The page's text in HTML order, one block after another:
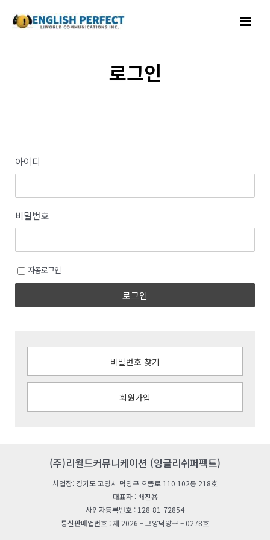
건너뛰기
Menu
로그인
아이디
비밀번호
자동로그인
로그인
비밀번호 찾기
회원가입
(주)리월드커뮤니케이션 (잉글리쉬퍼펙트)
사업장: 경기도 고양시 덕양구 으뜸로 110 102동 218호
대표자 : 배진용
사업자등록번호 : 128-81-72854
통신판매업번호 : 제 2026 – 고양덕양구 – 0278호